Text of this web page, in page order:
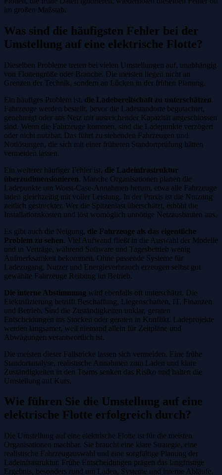
im großen Maßstab.
Was sind die häufigsten Fehler bei der
Umstellung auf eine elektrische Flotte?
Dieselben Probleme treten bei vielen Umstellungen auf, unabhängig
von Flottengröße oder Branche. Die meisten liegen nicht an
Grenzen der Technik, sondern an Lücken in der frühen Planung.
Ein häufiges Problem ist, die Ladebereitschaft zu unterschätzen.
Fahrzeuge werden bestellt, bevor die Ladestandorte begutachtet,
genehmigt oder ans Netz mit ausreichender Kapazität angeschlossen
sind. Wenn die Fahrzeuge kommen, sind die Ladepunkte verzögert
oder nicht nutzbar. Das führt zu stehenden Fahrzeugen und
Notlösungen, die sich mit einer früheren Standortprüfung hätten
vermeiden lassen.
Ein weiterer häufiger Fehler ist, die Ladeinfrastruktur
überzudimensionieren. Manche Organisationen planen die
Ladepunkte um Worst-Case-Annahmen herum, etwa alle Fahrzeuge
laden gleichzeitig mit voller Leistung. In der Praxis ist die Nutzung
zeitlich gestreckter. Wer die Spitzenlast überschätzt, erhöht die
Installationskosten und löst womöglich unnötige Netzausbauten aus.
Es gibt auch die Neigung, die Fahrzeuge als das eigentliche
Problem zu sehen. Viel Aufwand fließt in die Auswahl der Modelle
und in Verträge, während Software und Tagesbetrieb wenig
Aufmerksamkeit bekommen. Ohne passende Systeme für
Ladezugang, Nutzer und Energieverbrauch erzeugen selbst gut
gewählte Fahrzeuge Reibung im Betrieb.
Die interne Abstimmung wird ebenfalls oft unterschätzt. Die
Elektrifizierung betrifft Beschaffung, Liegenschaften, IT, Finanzen
und Betrieb. Sind die Zuständigkeiten unklar, geraten
Entscheidungen ins Stocken oder geraten in Konflikt. Ladeprojekte
werden langsamer, weil niemand allein für Zeitpläne und
Abwägungen verantwortlich ist.
Die meisten dieser Fallstricke lassen sich vermeiden. Eine frühe
Standortanalyse, realistische Annahmen zum Laden und klare
Zuständigkeiten in den Teams senken das Risiko und halten die
Umstellung auf Kurs.
Wie führen Sie die Umstellung auf eine
elektrische Flotte erfolgreich durch?
Die Umstellung auf eine elektrische Flotte ist für die meisten
Organisationen machbar. Sie braucht eine klare Strategie, eine
realistische Fahrzeugauswahl und eine sorgfältige Planung der
Ladeinfrastruktur. Frühe Entscheidungen prägen das langfristige
Ergebnis, besonders rund um Laden, Systeme und interne Abläufe.